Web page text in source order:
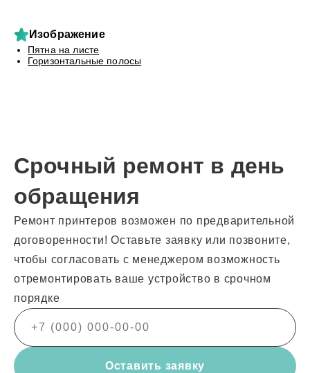
Изображение
Пятна на листе
Горизонтальные полосы
Срочный ремонт в день
обращения
Ремонт принтеров возможен по предварительной
договоренности! Оставьте заявку или позвоните,
чтобы согласовать с менеджером возможность
отремонтировать ваше устройство в срочном
порядке
Оставить заявку